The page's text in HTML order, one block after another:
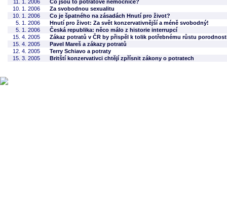
11. 1. 2006
Co jsou to potratové nemocnice?
10. 1. 2006
Za svobodnou sexualitu
10. 1. 2006
Co je špatného na zásadách Hnutí pro život?
5. 1. 2006
Hnutí pro život: Za svět konzervativnější a méně svobodný!
5. 1. 2006
Česká republika: něco málo z historie interrupcí
15. 4. 2005
Zákaz potratů v ČR by přispěl k tolik potřebnému růstu
15. 4. 2005
Pavel Mareš a zákazy potratů
12. 4. 2005
Terry Schiavo a potraty
15. 3. 2005
Britští konzervativci chtějí zpřísnit zákony o potratech